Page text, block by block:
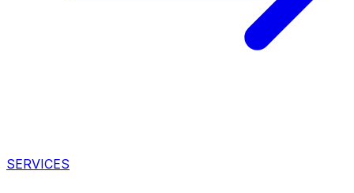
SERVICES